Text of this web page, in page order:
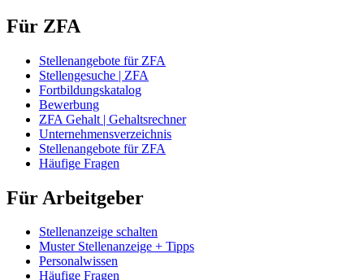
Für ZFA
Stellenangebote für ZFA
Stellengesuche | ZFA
Fortbildungskatalog
Bewerbung
ZFA Gehalt | Gehaltsrechner
Unternehmensverzeichnis
Stellenangebote für ZFA
Häufige Fragen
Für Arbeitgeber
Stellenanzeige schalten
Muster Stellenanzeige + Tipps
Personalwissen
Häufige Fragen